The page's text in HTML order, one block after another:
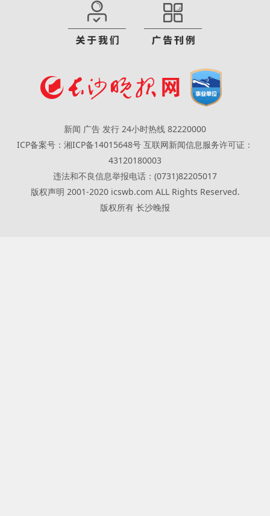
新闻 广告 发行 24小时热线 82220000
ICP备案号：湘ICP备14015648号 互联网新闻信息服务许可证：
43120180003
违法和不良信息举报电话：(0731)82205017
版权声明 2001-2020 icswb.com ALL Rights Reserved.
版权所有 长沙晚报